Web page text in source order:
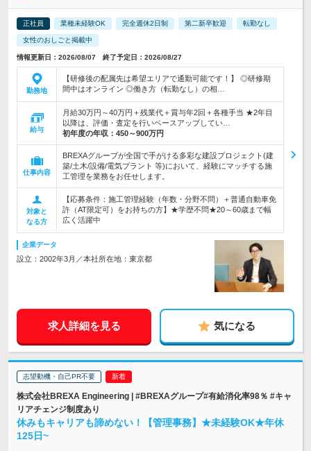
正社員 業種未経験OK 完全週休2日制 第二新卒歓迎 転勤なし
女性のおしごと掲載中
情報更新日：2026/08/07 終了予定日：2026/08/27
勤務地
【研修後の配属先は希望エリアで通勤可能です！】 ◎研修期
間中はオンライン ◎働き方（転勤なし）の相…
給与
月給30万円～40万円＋残業代＋賞与年2回＋各種手当 ★2年目
以降は、評価・査定を行いベースアップしてい…
初年度の年収： 450～900万円
仕事内容
BREXAグループが全国で手がける多彩な建設プロジェクト(建
築/土木/設備/電気プラント 等)において、経験にマッチする施
工管理を業務をお任せします。
対象と
なる方
【応募条件：施工管理経験（年数・分野不問）＋普通自動車免
許（AT限定可）をお持ちの方】★学歴不問★20～60歳まで幅
広く活躍中
企業データ
設立：2002年3月／本社所在地：東京都
求人詳細を見る 気になる
志望動機・自己PR不要
株式会社BREXA Engineering | #BREXAグループ#有給消化率98％ #キャ
リアチェンジ制度あり
休みもキャリアも諦めない！【管理事務】★未経験OK★年休
125日~